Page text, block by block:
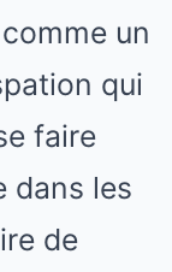
un
qui
faire
dans les
de